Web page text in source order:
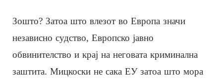
Зошто? Затоа што влезот во Европа значи
независно судство, Европско јавно
обвинителство и крај на неговата криминална
заштита. Мицкоски не сака ЕУ затоа што мора